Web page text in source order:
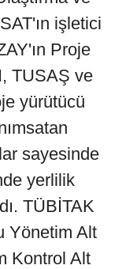
işletici
Proje
TUSAŞ ve
yürütücü
sayesinde
yerlilik
TÜBİTAK
Yönetim Alt
Kontrol Alt